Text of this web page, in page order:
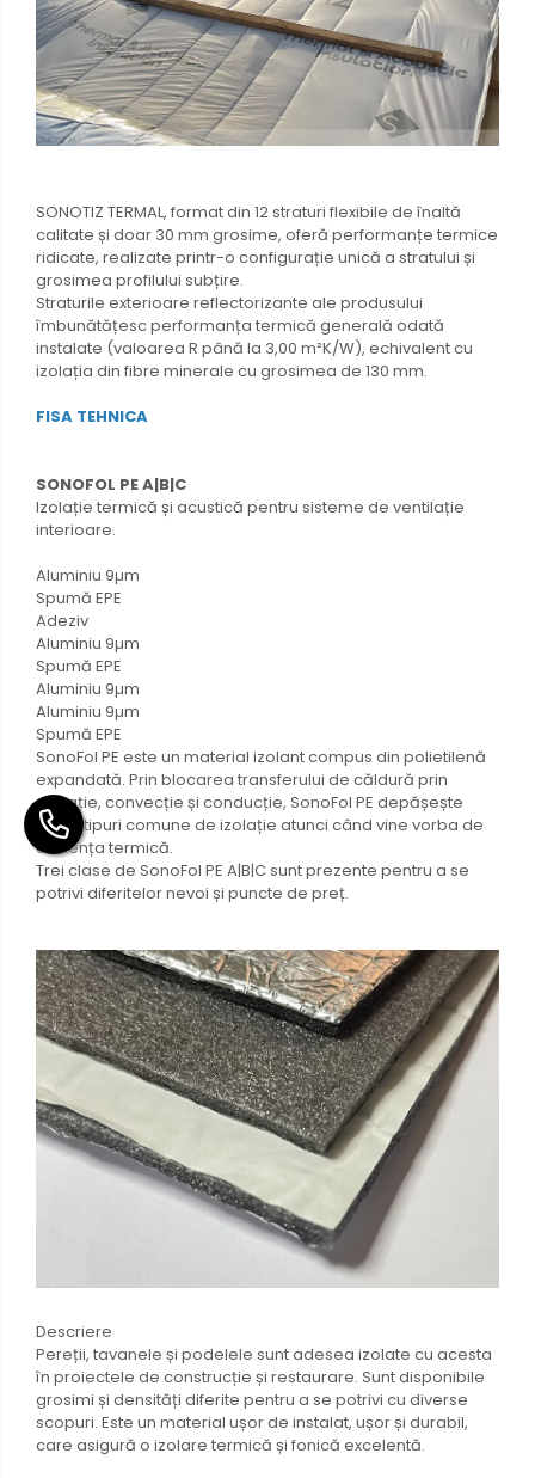
SONOTIZ TERMAL, format din 12 straturi flexibile de înaltă
calitate și doar 30 mm grosime, oferă performanțe termice
ridicate, realizate printr-o configurație unică a stratului și
grosimea profilului subțire.
Straturile exterioare reflectorizante ale produsului
îmbunătățesc performanța termică generală odată
instalate (valoarea R până la 3,00 m²K/W), echivalent cu
izolația din fibre minerale cu grosimea de 130 mm.
FISA TEHNICA
SONOFOL PE A|B|C
Izolație termică și acustică pentru sisteme de ventilație
interioare.
Aluminiu 9µm
Spumă EPE
Adeziv
Aluminiu 9µm
Spumă EPE
Aluminiu 9µm
Aluminiu 9µm
Spumă EPE
SonoFol PE este un material izolant compus din polietilenă
expandată. Prin blocarea transferului de căldură prin
radiație, convecție și conducție, SonoFol PE depășește
multe tipuri comune de izolație atunci când vine vorba de
eficiența termică.
Trei clase de SonoFol PE A|B|C sunt prezente pentru a se
potrivi diferitelor nevoi și puncte de preț.
Descriere
Pereții, tavanele și podelele sunt adesea izolate cu acesta
în proiectele de construcție și restaurare. Sunt disponibile
grosimi și densități diferite pentru a se potrivi cu diverse
scopuri. Este un material ușor de instalat, ușor și durabil,
care asigură o izolare termică și fonică excelentă.